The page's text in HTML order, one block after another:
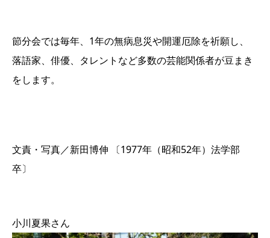
節分会では毎年、1年の無病息災や開運厄除を祈願し、
落語家、俳優、タレントなど多数の芸能関係者が豆まき
をします。
文責・写真／新田博伸 〔1977年（昭和52年）法学部
卒〕
小川夏果さん